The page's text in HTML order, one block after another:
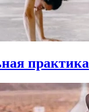
практика